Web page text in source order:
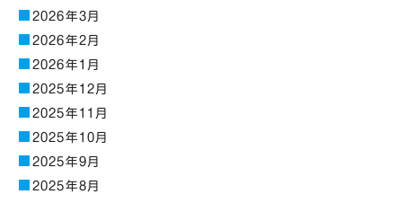
2026年3月
2026年2月
2026年1月
2025年12月
2025年11月
2025年10月
2025年9月
2025年8月